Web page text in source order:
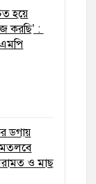
হয়ে
করছি’ :
ডগায়
মতলবে
ও মাছ